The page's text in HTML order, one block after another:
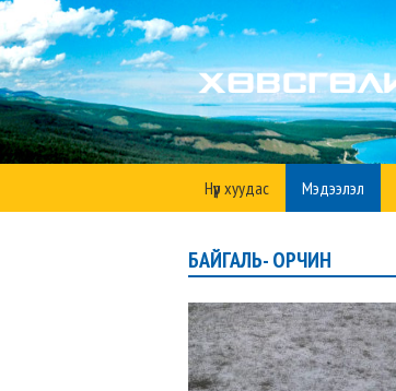
Нүүр хуудас Мэдээлэл
БАЙГАЛЬ- ОРЧИН